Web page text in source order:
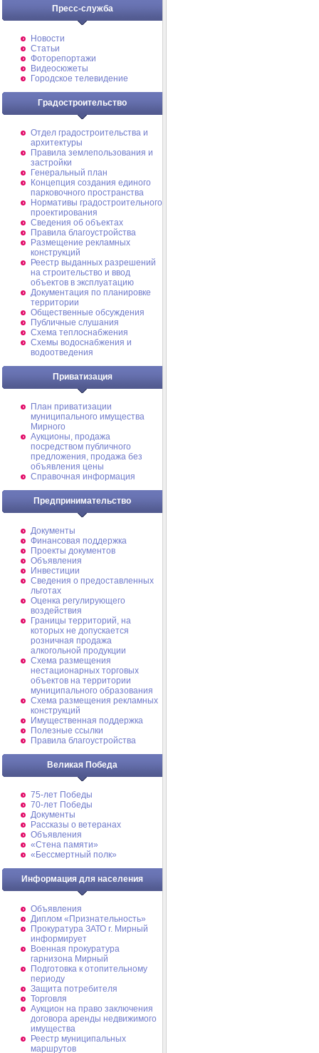
Пресс-служба
Новости
Статьи
Фоторепортажи
Видеосюжеты
Городское телевидение
Градостроительство
Отдел градостроительства и
архитектуры
Правила землепользования и
застройки
Генеральный план
Концепция создания единого
парковочного пространства
Нормативы градостроительного
проектирования
Сведения об объектах
Правила благоустройства
Размещение рекламных
конструкций
Реестр выданных разрешений
на строительство и ввод
объектов в эксплуатацию
Документация по планировке
территории
Общественные обсуждения
Публичные слушания
Схема теплоснабжения
Схемы водоснабжения и
водоотведения
Приватизация
План приватизации
муниципального имущества
Мирного
Аукционы, продажа
посредством публичного
предложения, продажа без
объявления цены
Справочная информация
Предпринимательство
Документы
Финансовая поддержка
Проекты документов
Объявления
Инвестиции
Сведения о предоставленных
льготах
Оценка регулирующего
воздействия
Границы территорий, на
которых не допускается
розничная продажа
алкогольной продукции
Схема размещения
нестационарных торговых
объектов на территории
муниципального образования
Схема размещения рекламных
конструкций
Имущественная поддержка
Полезные ссылки
Правила благоустройства
Великая Победа
75-лет Победы
70-лет Победы
Документы
Рассказы о ветеранах
Объявления
«Стена памяти»
«Бессмертный полк»
Информация для населения
Объявления
Диплом «Признательность»
Прокуратура ЗАТО г. Мирный
информирует
Военная прокуратура
гарнизона Мирный
Подготовка к отопительному
периоду
Защита потребителя
Торговля
Аукцион на право заключения
договора аренды недвижимого
имущества
Реестр муниципальных
маршрутов